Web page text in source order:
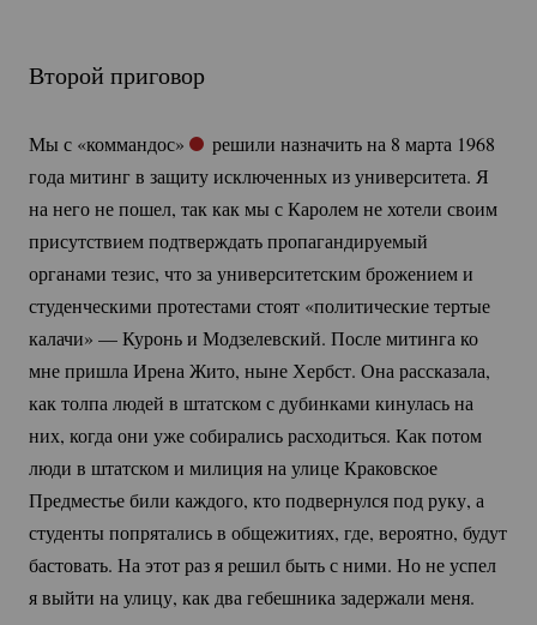
Второй приговор
Мы с «коммандос»
решили назначить на 8 марта 1968
года митинг в защиту исключенных из университета. Я
на него не пошел, так как мы с Каролем не хотели своим
присутствием подтверждать пропагандируемый
органами тезис, что за университетским брожением и
студенческими протестами стоят «политические тертые
калачи» — Куронь и Модзелевский. После митинга ко
мне пришла Ирена Жито, ныне Хербст. Она рассказала,
как толпа людей в штатском с дубинками кинулась на
них, когда они уже собирались расходиться. Как потом
люди в штатском и милиция на улице Краковское
Предместье били каждого, кто подвернулся под руку, а
студенты попрятались в общежитиях, где, вероятно, будут
бастовать. На этот раз я решил быть с ними. Но не успел
я выйти на улицу, как два гебешника задержали меня.